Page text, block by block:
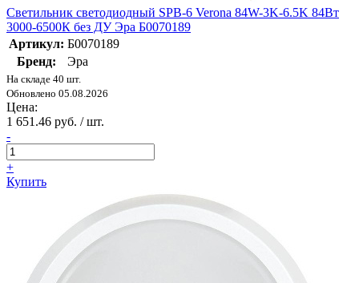
Светильник светодиодный SPB-6 Verona 84W-3K-6.5K 84Вт
3000-6500К без ДУ Эра Б0070189
Артикул: Б0070189
Бренд:
Эра
На складе 40 шт.
Обновлено 05.08.2026
Цена:
1 651.46 руб. / шт.
-
+
Купить